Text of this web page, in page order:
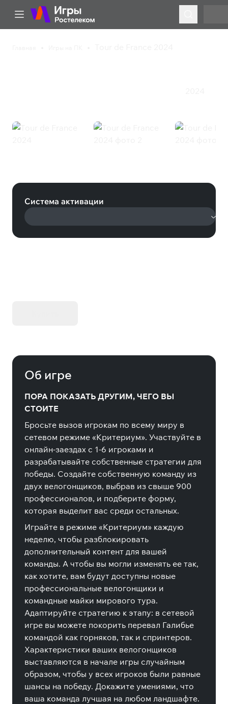
Система активации
Об игре
ПОРА ПОКАЗАТЬ ДРУГИМ, ЧЕГО ВЫ
СТОИТЕ
Бросьте вызов игрокам по всему миру в
сетевом режиме «Критериум». Участвуйте в
онлайн-заездах с 1-6 игроками и
разрабатывайте собственные стратегии для
победы. Создайте собственную команду из
двух велогонщиков, выбрав из свыше 900
профессионалов, и подберите форму,
которая выделит вас среди остальных.
Играйте в режиме «Критериум» каждую
неделю, чтобы разблокировать
дополнительный контент для вашей
команды. А чтобы вы могли изменять ее так,
как хотите, вам будут доступны новые
профессиональные велогонщики и
командные майки мирового тура.
Адаптируйте стратегию к этапу: в сетевой
игре вы можете покорить перевал Галибье
командой как горняков, так и спринтеров.
Характеристики ваших велогонщиков
выставляются в начале игры случайным
образом, чтобы у всех игроков были равные
шансы на победу. Докажите умениями, что
ваша команда лучшая на любом ландшафте.